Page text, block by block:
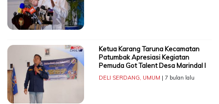
Ketua Karang Taruna Kecamatan
Patumbak Apresiasi Kegiatan
Pemuda Got Talent Desa Marindal I
DELI SERDANG, UMUM | 7 bulan lalu